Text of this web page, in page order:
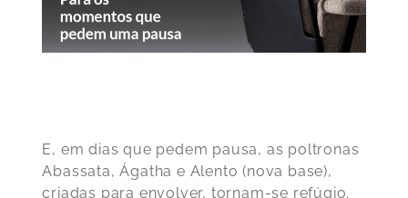
E, em dias que pedem pausa, as poltronas
Abassata, Ágatha e Alento (nova base),
criadas para envolver, tornam-se refúgio.